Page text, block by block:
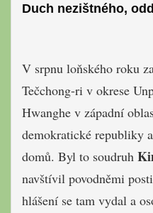
Duch nezištného,
V srpnu loňského roku
Tečchong-ri v okrese
Hwanghe v západní
demokratické republiky
domů. Byl to soudruh
navštívil povodněmi
hlášení se tam vydal a